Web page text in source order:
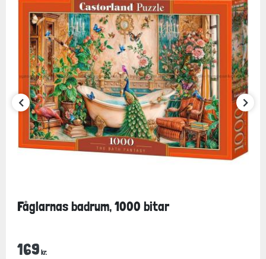
Fåglarnas badrum, 1000 bitar
169 kr.